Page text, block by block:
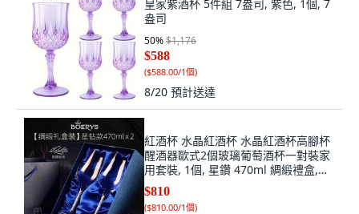
皇家紫酒杯 5件組 7盎司, 紫色, 1個, 7
盎司
50%$1,176
$588
($588.00/1個)
8/20 預計送達
紅酒杯 水晶紅酒杯 水晶紅酒杯高腳杯
醒酒器歐式2個玻璃葡萄酒杯一對裝家
用套裝, 1個, 星鑽 470ml 綢緞禮盒,
470ml
$810
($810.00/1個)